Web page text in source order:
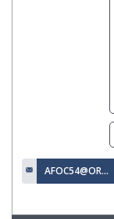
AFOC54@ORANGE.FR